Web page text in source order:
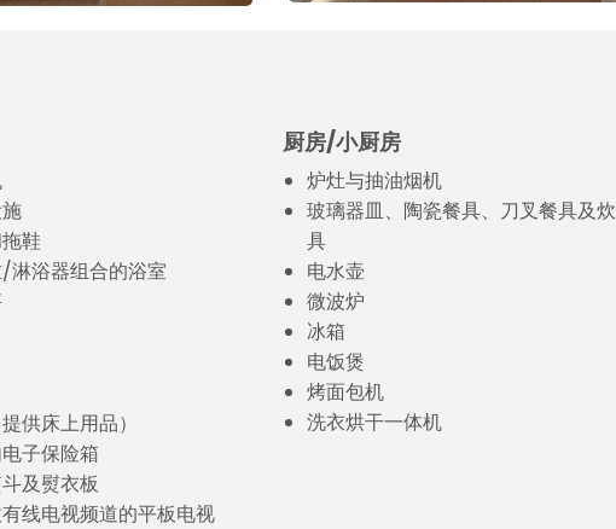
鞋
淋浴器组合的浴室
供床上用品）
子保险箱
及熨衣板
线电视频道的平板电视
厨房/小厨房
炉灶与抽油烟机
玻璃器皿、陶瓷餐具、刀叉餐具及炊
具
电水壶
微波炉
冰箱
电饭煲
烤面包机
洗衣烘干一体机